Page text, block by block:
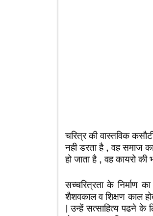
चरित्र की वास्तविक
नही डरता है , वह समाज
हो जाता है , वह कायरो की
सच्चरित्रता के निर्माण
शैशवकाल व शिक्षण काल
| उन्हें सत्साहित्य पढने के